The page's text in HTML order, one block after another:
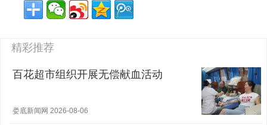
精彩推荐
百花超市组织开展无偿献血活动
娄底新闻网 2026-08-06